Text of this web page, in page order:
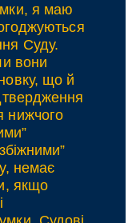
я маю
Суду.
вони
що й
нижчого
немає
якщо